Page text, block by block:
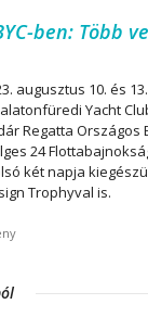
ben: Több
augusztus 10. és
Yacht
Regatta Országos
24
két napja
Trophyval is.